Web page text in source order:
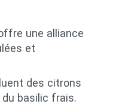
une alliance
et
des citrons
du basilic frais.